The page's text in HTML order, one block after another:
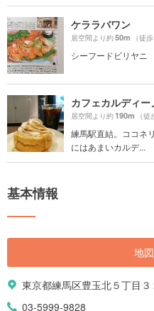
ケララバワン
居空間より約50m （徒
シーフードビリヤニ
カフェカルディ
居空間より約190m （徒
練馬駅直結。ココネ
にはあまいカルデ...
基本情報
地
東京都練馬区豊玉北５丁目３
03-5999-9828